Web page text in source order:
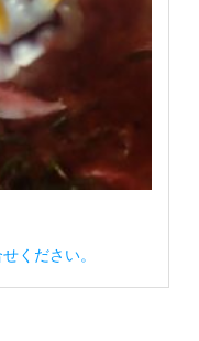
ください。